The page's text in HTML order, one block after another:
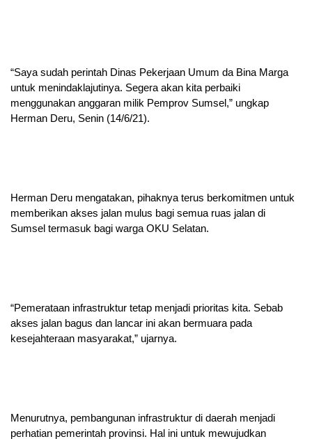
“Saya sudah perintah Dinas Pekerjaan Umum da Bina Marga
untuk menindaklajutinya. Segera akan kita perbaiki
menggunakan anggaran milik Pemprov Sumsel,” ungkap
Herman Deru, Senin (14/6/21).
Herman Deru mengatakan, pihaknya terus berkomitmen untuk
memberikan akses jalan mulus bagi semua ruas jalan di
Sumsel termasuk bagi warga OKU Selatan.
“Pemerataan infrastruktur tetap menjadi prioritas kita. Sebab
akses jalan bagus dan lancar ini akan bermuara pada
kesejahteraan masyarakat,” ujarnya.
Menurutnya, pembangunan infrastruktur di daerah menjadi
perhatian pemerintah provinsi. Hal ini untuk mewujudkan